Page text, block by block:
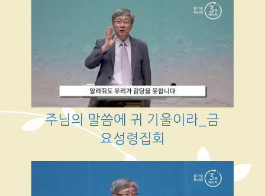
주님의 말씀에 귀 기울이라_금
요성령집회